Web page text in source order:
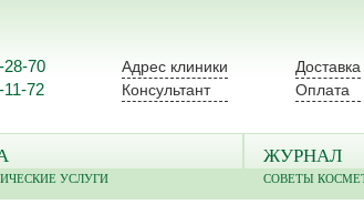
28-70
72
Адрес клиники
Консультант
Доставка
Оплата
УСЛУГИ
ЖУРНАЛ
СОВЕТЫ